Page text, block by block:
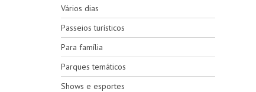
Vários dias
Passeios turísticos
Para família
Parques temáticos
Shows e esportes